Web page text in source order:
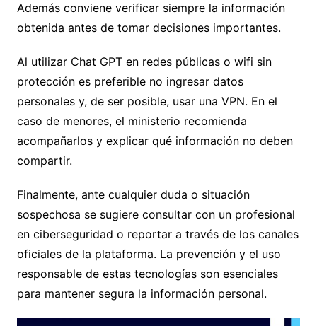
Además conviene verificar siempre la información
obtenida antes de tomar decisiones importantes.
Al utilizar Chat GPT en redes públicas o wifi sin
protección es preferible no ingresar datos
personales y, de ser posible, usar una VPN. En el
caso de menores, el ministerio recomienda
acompañarlos y explicar qué información no deben
compartir.
Finalmente, ante cualquier duda o situación
sospechosa se sugiere consultar con un profesional
en ciberseguridad o reportar a través de los canales
oficiales de la plataforma. La prevención y el uso
responsable de estas tecnologías son esenciales
para mantener segura la información personal.